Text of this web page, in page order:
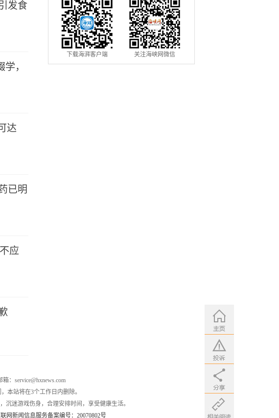
发食
，
达
已明
应
下载海湃客户端 关注海峡网微信
：service@hxnews.com
本站将在3个工作日内删除。
迷游戏伤身，合理安排时间，享受健康生活。
网新闻信息服务备案编号：20070802号